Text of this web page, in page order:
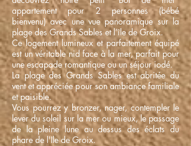
appartement pour 2 personnes (bébé
bienvenu) avec une vue panoramique sur la
plage des Grands Sables et l’île de Groix.
Ce logement lumineux et parfaitement équipé
est un véritable nid face à la mer, parfait pour
une escapade romantique ou un séjour iodé.
La plage des Grands Sables est abritée du
vent et appréciée pour son ambiance familiale
et paisible.
Vous pourrez y bronzer, nager, contempler le
lever du soleil sur la mer ou mieux, le passage
de la pleine lune au dessus des éclats du
phare de l'Ile de Groix.